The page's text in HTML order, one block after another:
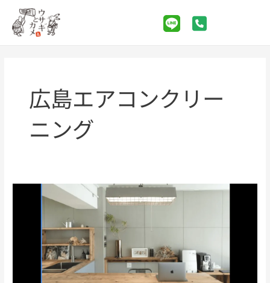
content
広島エアコンクリー
ニング
eyelash-
Post
pagination